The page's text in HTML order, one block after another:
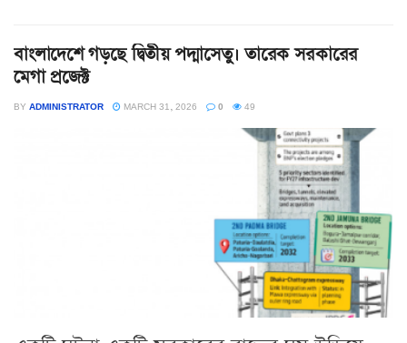
বাংলাদেশে গড়ছে দ্বিতীয় পদ্মাসেতু। তারেক সরকারের
মেগা প্রজেক্ট
BY ADMINISTRATOR MARCH 31, 2026 0 49